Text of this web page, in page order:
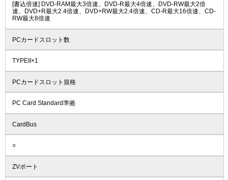
[書込倍速] DVD-RAM最大3倍速、DVD-R最大4倍速、DVD-RW最大2倍
速、DVD+R最大2.4倍速、DVD+RW最大2.4倍速、CD-R最大16倍速、CD-
RW最大8倍速
PCカードスロット数
TYPEII×1
PCカードスロット規格
PC Card Standard準拠
CardBus
○
ZVポート